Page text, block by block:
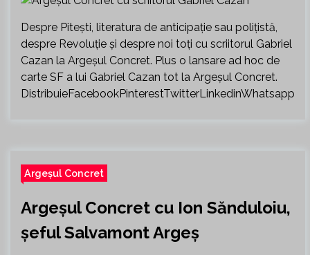
Despre Pitești, literatura de anticipație sau polițistă,
despre Revoluție și despre noi toți cu scriitorul Gabriel
Cazan la Argeșul Concret. Plus o lansare ad hoc de
carte SF a lui Gabriel Cazan tot la Argeșul Concret.
DistribuieFacebookPinterestTwitterLinkedinWhatsapp
Argeșul Concret
Argeșul Concret cu Ion Sănduloiu,
șeful Salvamont Argeș